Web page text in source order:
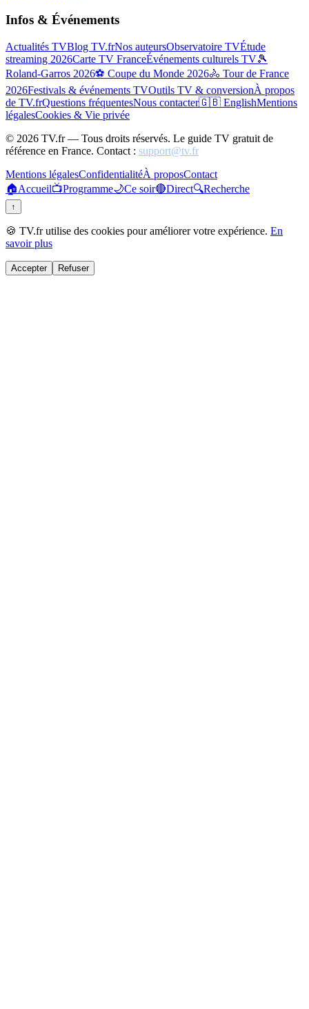
Infos & Événements
Actualités TVBlog TV.frNos auteursObservatoire TVÉtude
streaming 2026Carte TV FranceÉvénements culturels TV🎾
Roland-Garros 2026⚽ Coupe du Monde 2026🚴 Tour de France
2026Festivals & événements TVOutils TV & conversionÀ propos
de TV.frQuestions fréquentesNous contacter🇬🇧 EnglishMentions
légalesCookies & Vie privée
© 2026 TV.fr — Tous droits réservés. Le guide TV gratuit de
référence en France. Contact : support@tv.fr
Mentions légalesConfidentialitéÀ proposContact
🏠Accueil📺Programme🌙Ce soir🔴Direct🔍Recherche
↑
🍪 TV.fr utilise des cookies pour améliorer votre expérience. En
savoir plus
Accepter Refuser